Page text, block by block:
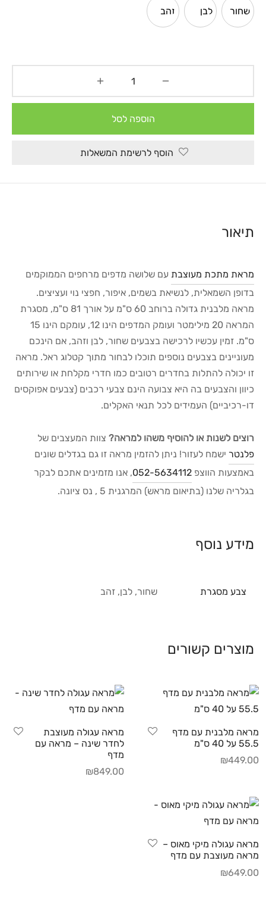
שחור לבן זהב
הוספה לסל
הוסף לרשימת המשאלות
תיאור
מראת מתכת מעוצבת עם שלושה מדפים מרחפים הממוקמים
בדופן השמאלית, לנשיאת בשמים, איפור, חפצי נוי ועציצים.
מראה מלבנית גדולה ברוחב 60 ס"מ על אורך 81 ס"מ, מסגרת
המראה 20 מילימטר ועומק המדפים הינו 12, עומקם הינו 15
ס"מ. זמין עכשיו לרכישה בצבעים שחור, לבן וזהב, אם הינכם
מעוניינים בצבעים נוספים תוכלו לבחור מתוך קטלוג ראל. מראה
זו יכולה להתלות בחדרים רטובים כמו חדרי מקלחת או שירותים
כיוון והצבעים בה היא צבועה הינם צבעי רכבים (צבעים אפוקסים
דו-רכיביים) העמידים לכל תנאי האקלים.
רוצים לשנות או להוסיף משהו למראה? צוות המעצבים של
פלנטר ישמח לעזור! ניתן להזמין מראה זו גם בגדלים שונים
באמצעות הווצפ 052-5634112, אנו מזמינים אתכם לבקר
בגלריה שלנו (בתיאום מראש) המרגנית 5 , נס ציונה.
מידע נוסף
צבע מסגרת שחור, לבן, זהב
מוצרים קשורים
מראה מלבנית עם מדף
55.5 על 40 ס"מ
₪449.00
מראה עגולה מעוצבת
לחדר שינה – מראה עם
מדף
₪849.00
מראה עגולה מיקי מאוס –
מראה מעוצבת עם מדף
₪649.00